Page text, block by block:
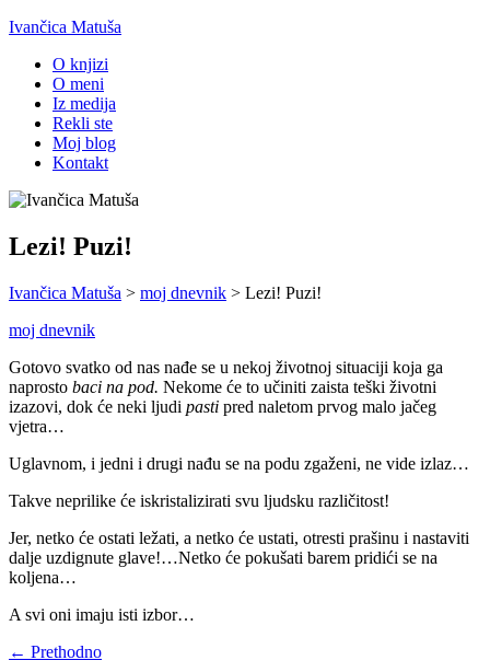
Ivančica Matuša
O knjizi
O meni
Iz medija
Rekli ste
Moj blog
Kontakt
Lezi! Puzi!
Ivančica Matuša > moj dnevnik > Lezi! Puzi!
moj dnevnik
Gotovo svatko od nas nađe se u nekoj životnoj situaciji koja ga
naprosto baci na pod. Nekome će to učiniti zaista teški životni
izazovi, dok će neki ljudi pasti pred naletom prvog malo jačeg
vjetra…
Uglavnom, i jedni i drugi nađu se na podu zgaženi, ne vide izlaz…
Takve neprilike će iskristalizirati svu ljudsku različitost!
Jer, netko će ostati ležati, a netko će ustati, otresti prašinu i nastaviti
dalje uzdignute glave!…Netko će pokušati barem pridići se na
koljena…
A svi oni imaju isti izbor…
← Prethodno